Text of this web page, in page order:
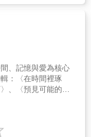
格，純然是種種人
常敘事或個人抒情
刻意標榜超曠，但
出來。」──瘂弦
歲的啷噹青春，當
，他即以一首代表
崛起詩壇，才一出
年輕特異的聲音，
著音樂聲響的詩
令人神怡嚮往的，
人讚揚有加。」──
，都是詩把我拾
穎魚❈書封設計說
，融合紅與藍的特
信，也有神秘和高
LOUIE）是源自法
勇士、戰士之意，
能與勇氣連結，詩
克服困難、敢於前
身受重傷也要去頑
／我們只需要／把
、記憶與愛為核心
：〈在時間裡琢
、〈預見可能的假
生活中無法言說的
伴、失落記憶的追
歷史的回聲，層層